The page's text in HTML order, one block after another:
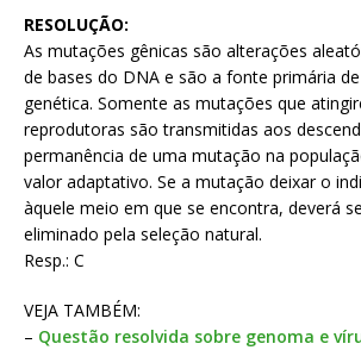
RESOLUÇÃO:
As mutações gênicas são alterações
de bases do DNA e são a fonte primária
genética. Somente as mutações que
reprodutoras são transmitidas aos
permanência de uma mutação na
valor adaptativo. Se a mutação deixar o
àquele meio em que se encontra, deverá
eliminado pela seleção natural.
Resp.: C
VEJA TAMBÉM:
– Questão resolvida sobre genoma e